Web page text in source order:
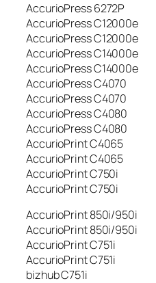
AccurioPress 6272P
AccurioPress C12000e
AccurioPress C12000e
AccurioPress C14000e
AccurioPress C14000e
AccurioPress C4070
AccurioPress C4070
AccurioPress C4080
AccurioPress C4080
AccurioPrint C4065
AccurioPrint C4065
AccurioPrint C750i
AccurioPrint C750i
AccurioPrint 850i/950i
AccurioPrint 850i/950i
AccurioPrint C751i
AccurioPrint C751i
bizhub C751i